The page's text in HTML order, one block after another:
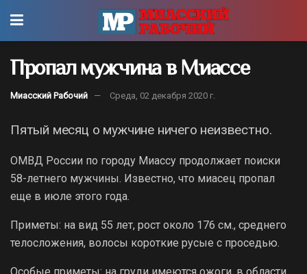
Пропал мужчина в Миассе
Миасский Рабочий Среда, 02 декабря 2020 г.
Пятый месяц о мужчине ничего неизвестно.
ОМВД России по городу Миассу продолжает поиски
58-летнего мужчины. Известно, что миасец пропал
еще в июле этого года.
Приметы: на вид 55 лет, рост около 176 см., среднего
телосложения, волосы короткие русые с проседью.